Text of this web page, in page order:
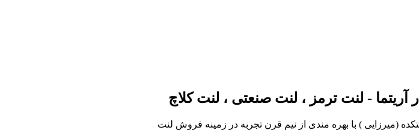
- لنت ترمز ، لنت صنعتی ، لنت کلاچ
(میرزایی ) با بهره مندی از نیم قرن تجربه در زمینه فروش لنت